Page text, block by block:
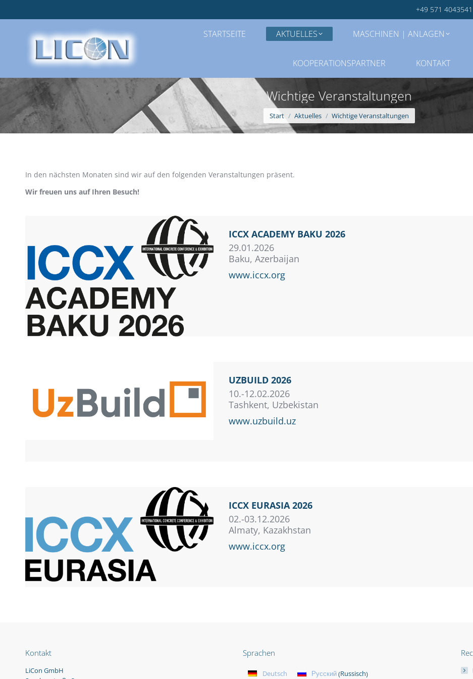
+49 571 4043541
STARTSEITE AKTUELLES MASCHINEN | ANLAGEN
KOOPERATIONSPARTNER KONTAKT
Wichtige Veranstaltungen
Sie befinden sich hier:
Start Aktuelles Wichtige Veranstaltungen
In den nächsten Monaten sind wir auf den folgenden Veranstaltungen präsent.
Wir freuen uns auf Ihren Besuch!
ICCX ACADEMY BAKU 2026
29.01.2026
Baku,Azerbaijan
www.iccx.org
UZBUILD 2026
10.-12.02.2026
Tashkent, Uzbekistan
www.uzbuild.uz
ICCX EURASIA 2026
02.-03.12.2026
Almaty, Kazakhstan
www.iccx.org
Kontakt
LiCon GmbH
Sprachen
Deutsch Русский(Russisch)